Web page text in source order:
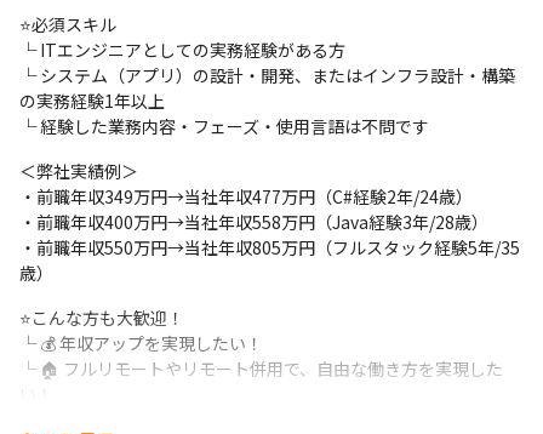
UP！
✅理由その２：案件選択制で、様々なキャリアが描ける！
案件を選択することで、成長と報酬がリンクする環境を提供しま
す！
⭐豊富な案件から自由に選択可能
└ 取引社数は1500社以上！
└希望の案件をメインにご紹介！
⭐案件の特徴
└ 最新技術習得可能
⭐PM/テックリードを目指せる環境
└ 元請け・エンド企業開拓に注力！
⭐必須スキル
└ ITエンジニアとしての実務経験がある方
└ システム（アプリ）の設計・開発、またはインフラ設計・構築
の実務経験1年以上
└ 経験した業務内容・フェーズ・使用言語は不問です
＜弊社実績例＞
・前職年収349万円→当社年収477万円（C#経験2年/24歳）
・前職年収400万円→当社年収558万円（Java経験3年/28歳）
・前職年収550万円→当社年収805万円（フルスタック経験5年/35
歳）
⭐こんな方も大歓迎！
└ 💰 年収アップを実現したい！
└ 🏠 フルリモートやリモート併用で、自由な働き方を実現した
い！